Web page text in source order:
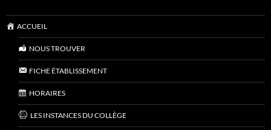
ACCUEIL
NOUS TROUVER
FICHE ÉTABLISSEMENT
HORAIRES
LES INSTANCES DU COLLÈGE